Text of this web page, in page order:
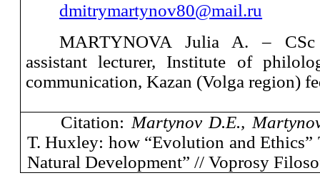
dmitrymartynov80@mail.ru
MARTYNOVA Julia A. ‒
assistant lecturer, Institute of
communication, Kazan (Volga region)
Citation:Martynov D.E.,
T. Huxley: how “Evolution and
Natural Development” // Voprosy